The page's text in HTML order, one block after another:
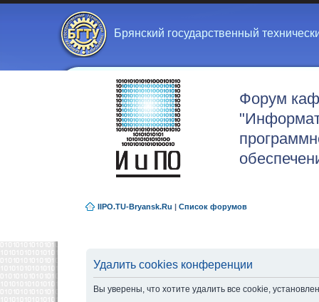
Брянский государственный
Форум
IIPO.TU-Bryansk.Ru | Список форумов
Удалить cookies конференции
Вы уверены, что хотите удалить все cookie,